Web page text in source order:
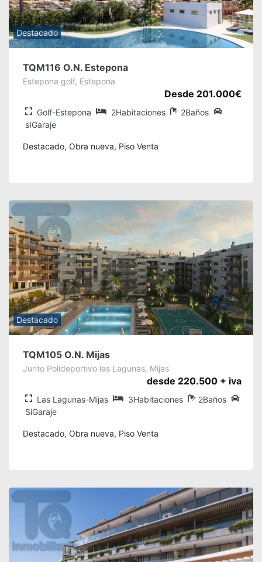
Desde 201.000€
Destacado
TQM116 O.N. Estepona
Estepona golf, Estepona
Golf-Estepona 2Habitaciones
2Baños
sIGaraje
Destacado, Obra nueva, Piso Venta
desde 220.500 + iva
Destacado
TQM105 O.N. Mijas
Junto Polideportivo las Lagunas, Mijas
Las Lagunas-Mijas 3Habitaciones
2Baños
SiGaraje
Destacado, Obra nueva, Piso Venta